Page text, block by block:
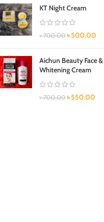
KT Night Cream
৳700.00 ৳500.00
Aichun Beauty Face
Whitening Cream
৳700.00 ৳550.00